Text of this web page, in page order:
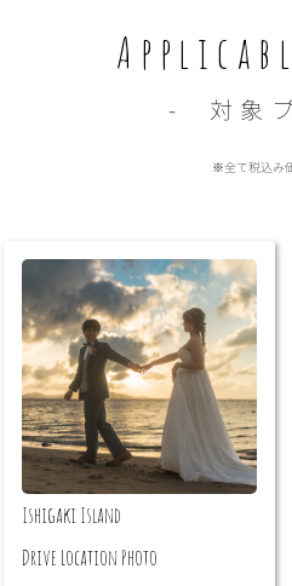
- 対象
※全て税込み
Ishigaki Island
Drive Location Photo